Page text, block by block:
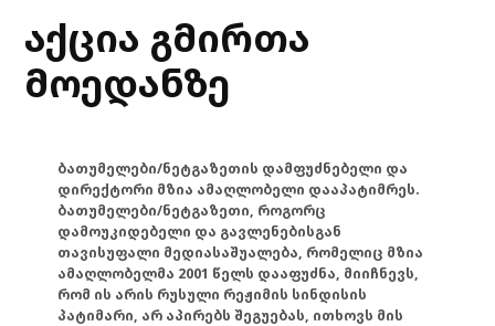
აქცია გმირთა
მოედანზე
ბათუმელები/ნეტგაზეთის დამფუძნებელი და
დირექტორი მზია ამაღლობელი დააპატიმრეს.
ბათუმელები/ნეტგაზეთი, როგორც
დამოუკიდებელი და გავლენებისგან
თავისუფალი მედიასაშუალება, რომელიც მზია
ამაღლობელმა 2001 წელს დააფუძნა, მიიჩნევს,
რომ ის არის რუსული რეჟიმის სინდისის
პატიმარი, არ აპირებს შეგუებას, ითხოვს მის